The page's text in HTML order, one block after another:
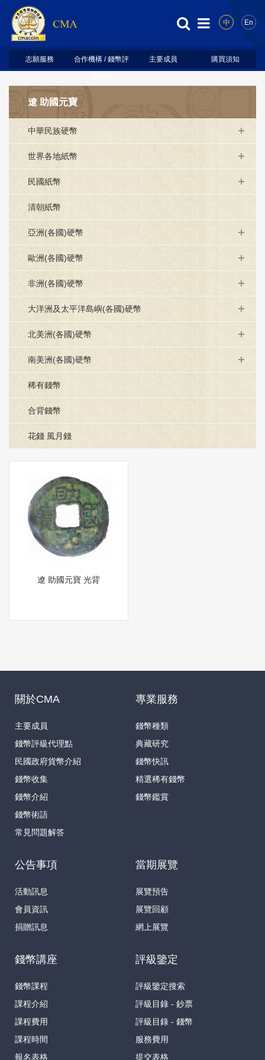
中 En
志願服務 合作機構 / 錢幣評 主要成員 購買須知
遼 助國元寶
中華民族硬幣
世界各地紙幣
民國紙幣
清朝紙幣
亞洲(各國)硬幣
歐洲(各國)硬幣
非洲(各國)硬幣
大洋洲及太平洋島嶼(各國)硬幣
北美洲(各國)硬幣
南美洲(各國)硬幣
稀有錢幣
合背錢幣
花錢 風月錢
遼 助國元寶 光背
關於CMA
主要成員
錢幣評級代理點
民國政府貨幣介紹
錢幣收集
錢幣介紹
錢幣術語
常見問題解答
專業服務
錢幣種類
典藏研究
錢幣快訊
精選稀有錢幣
錢幣鑑賞
公告事項
活動訊息
會員資訊
捐贈訊息
當期展覽
展覽預告
展覽回顧
網上展覽
錢幣講座
錢幣課程
課程介紹
課程費用
課程時間
報名表格
評級鑒定
評級鑒定搜索
評級目錄 - 鈔票
評級目錄 - 錢幣
服務費用
提交表格